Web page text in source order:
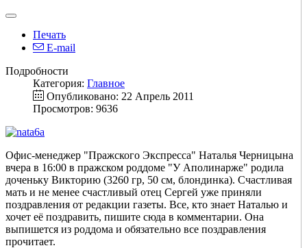
Печать
E-mail
Подробности
Категория: Главное
Опубликовано: 22 Апрель 2011
Просмотров: 9636
Офис-менеджер "Пражского Экспресса" Наталья Черницына
вчера в 16:00 в пражском роддоме "У Аполинарже" родила
доченьку Викторию (3260 гр, 50 см, блондинка). Счастливая
мать и не менее счастливый отец Сергей уже приняли
поздравления от редакции газеты. Все, кто знает Наталью и
хочет её поздравить, пишите сюда в комментарии. Она
выпишется из роддома и обязательно все поздравления
прочитает.